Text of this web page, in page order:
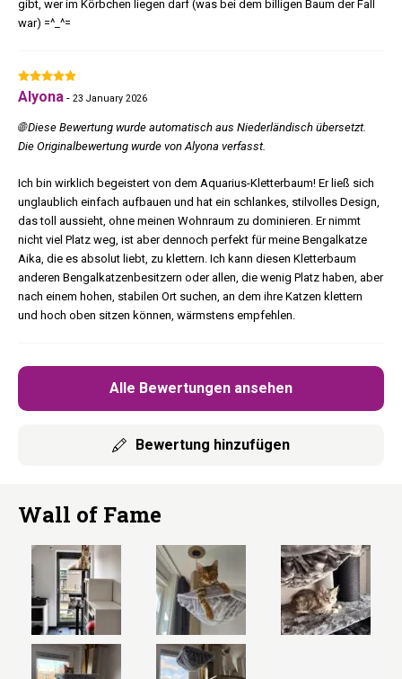
Alle Bewertungen ansehen
Bewertung hinzufügen
gibt, wer im Körbchen liegen darf (was bei dem billigen Baum der Fall
war) =^_^=
Alyona - 23 January 2026
🌐 Diese Bewertung wurde automatisch aus Niederländisch übersetzt.
Die Originalbewertung wurde von Alyona verfasst.
Ich bin wirklich begeistert von dem Aquarius-Kletterbaum! Er ließ sich
unglaublich einfach aufbauen und hat ein schlankes, stilvolles Design,
das toll aussieht, ohne meinen Wohnraum zu dominieren. Er nimmt
nicht viel Platz weg, ist aber dennoch perfekt für meine Bengalkatze
Aika, die es absolut liebt, zu klettern. Ich kann diesen Kletterbaum
anderen Bengalkatzenbesitzern oder allen, die wenig Platz haben, aber
nach einem hohen, stabilen Ort suchen, an dem ihre Katzen klettern
und hoch oben sitzen können, wärmstens empfehlen.
Wall of Fame